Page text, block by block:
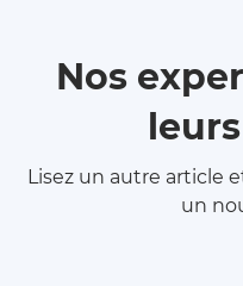
Nos
Lisez un autre article
un